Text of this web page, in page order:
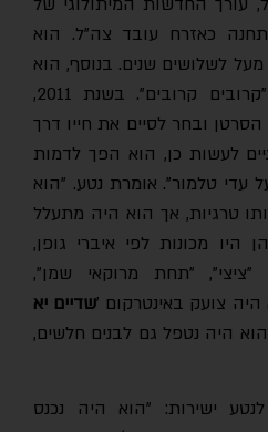
כאזרח עובד צה"ל. הוא
לשלושים שנים. בנוסף, הוא
כיכב בקומדיית המצבים "קרובים קרובים". בשנת 2011,
ובחר לסיים את חייו דרך
לעשות כן, הוא הפך לדמות
טלמור". אומרת נטע. "הוא
אך הוא היה מתעלל
מכונות לפי איברי גופן,
"תחת מרוקאי שמן",
צועק באינטרקום 'שדיים יא
נטפל גם לבנים חלשים,
ישירות: "הוא היה נכנס